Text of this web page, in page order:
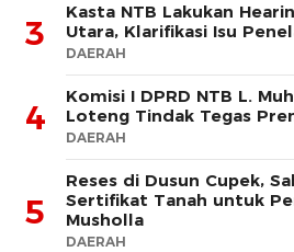
3
Kasta NTB Lakukan
Utara, Klarifikasi Isu
DAERAH
4
Komisi I DPRD NTB L.
Loteng Tindak Tegas
DAERAH
5
Reses di Dusun Cupek,
Sertifikat Tanah untuk
Musholla
DAERAH